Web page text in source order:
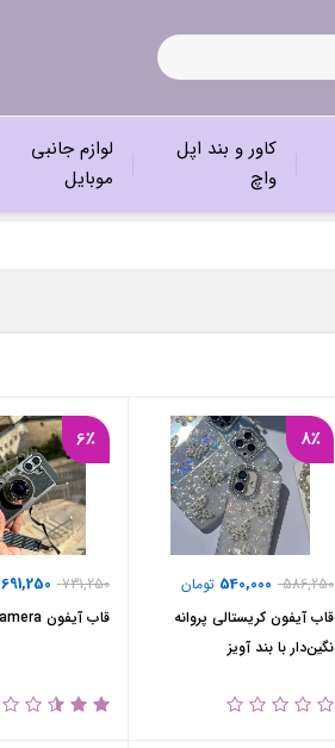
کاور و بند اپل
واچ
لوازم جانبی
موبایل
8٪
586,250
540,000 تومان
قاب آیفون کریستالی پروانه
نگین‌دار با بند آویز
6٪
731,250
691,250
قاب آیفون 3D camera